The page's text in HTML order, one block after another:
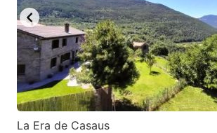
La Era de Casaus